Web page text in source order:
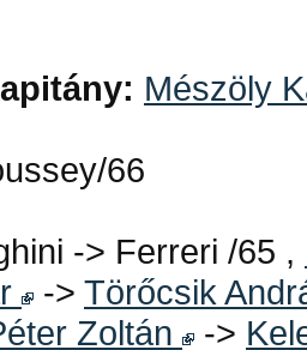
Mészöly
66
-> Ferreri /65 ,
-> Törőcsik
Zoltán ->